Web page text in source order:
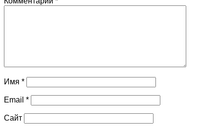
Имя *
Email *
Сайт